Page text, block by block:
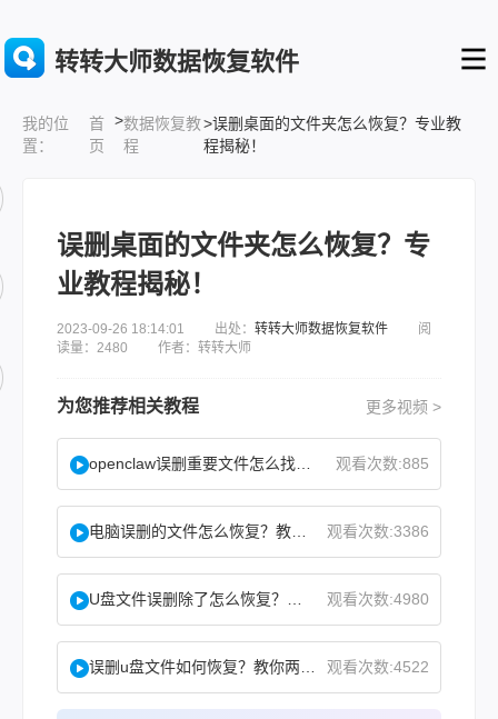
转转大师数据恢复软件
我的位
置：
首
页
>数据恢复教
程
>误删桌面的文件夹怎么恢复？专业教
程揭秘！
误删桌面的文件夹怎么恢复？专
业教程揭秘！
2023-09-26 18:14:01 出处： 转转大师数据恢复软件 阅
读量：2480 作者：转转大师
为您推荐相关教程 更多视频 >
观看次数:885
观看次数:3386
观看次数:4980
观看次数:4522